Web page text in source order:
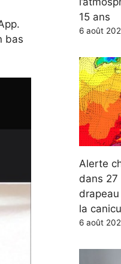
bas
15 ans
6 août
Alerte
dans 27
la
6 août